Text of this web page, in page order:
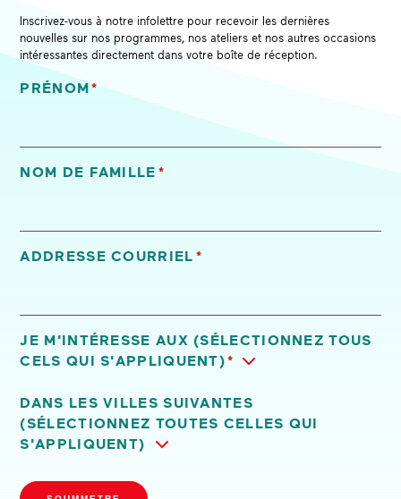
Inscrivez-vous à notre infolettre pour recevoir les dernières
nouvelles sur nos programmes, nos ateliers et nos autres occasions
intéressantes directement dans votre boîte de réception.
PRÉNOM *
NOM DE FAMILLE *
ADDRESSE COURRIEL *
JE M'INTÉRESSE AUX (SÉLECTIONNEZ TOUS
CELS QUI S'APPLIQUENT)*
DANS LES VILLES SUIVANTES
(SÉLECTIONNEZ TOUTES CELLES QUI
S'APPLIQUENT)